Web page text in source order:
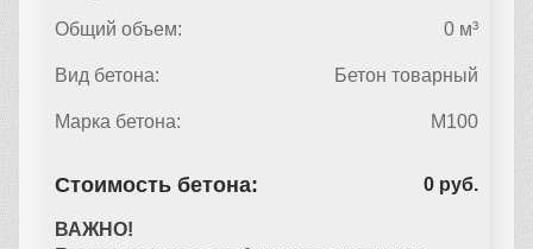
Общий объем: 0 м³
Вид бетона: Бетон товарный
Марка бетона: М100
Стоимость бетона: 0 руб.
ВАЖНО!